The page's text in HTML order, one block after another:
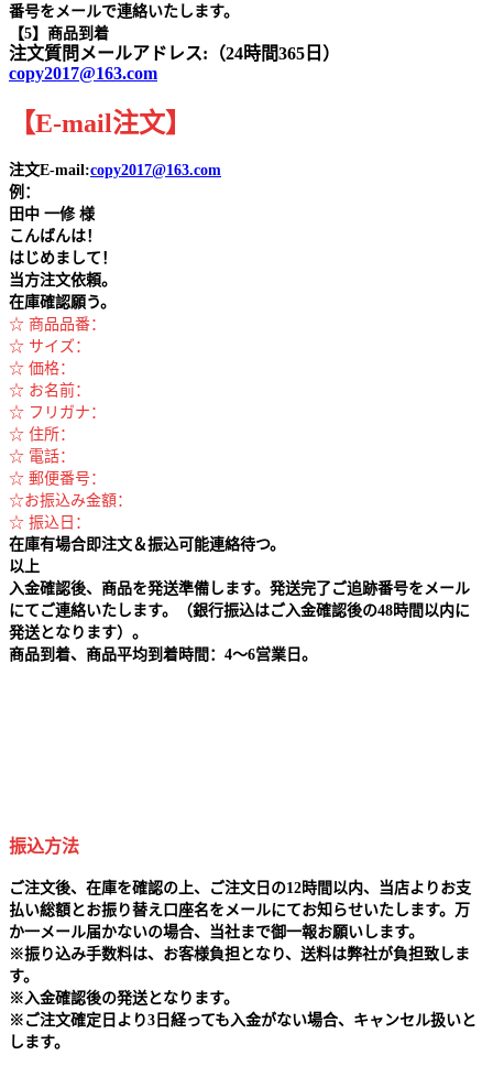
番号をメールで連絡いたします。
【5】商品到着
注文質問メールアドレス:（24時間365日）
copy2017@163.com
【E-mail注文】
注文E-mail:copy2017@163.com
例：
田中 一修 様
こんばんは！
はじめまして！
当方注文依頼。
在庫確認願う。
☆ 商品品番：
☆ サイズ：
☆ 価格：
☆ お名前：
☆ フリガナ：
☆ 住所：
☆ 電話：
☆ 郵便番号：
☆お振込み金額：
☆ 振込日：
在庫有場合即注文＆振込可能連絡待つ。
以上
入金確認後、商品を発送準備します。発送完了ご追跡番号をメール
にてご連絡いたします。（銀行振込はご入金確認後の48時間以内に
発送となります）。
商品到着、商品平均到着時間：4～6営業日。
振込方法
ご注文後、在庫を確認の上、ご注文日の12時間以内、当店よりお支
払い総額とお振り替え口座名をメールにてお知らせいたします。万
か一メール届かないの場合、当社まで御一報お願いします。
※振り込み手数料は、お客様負担となり、送料は弊社が負担致しま
す。
※ 入金確認後の発送となります。
※ ご注文確定日より3日経っても入金がない場合、キャンセル扱いと
します。